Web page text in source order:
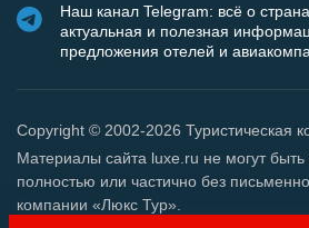
Наш канал Telegram: всё о
актуальная и полезная
предложения отелей и
Copyright © 2002-2026 Туристическая
Материалы сайта luxe.ru не могут быть
полностью или частично без
компании «Люкс Тур».